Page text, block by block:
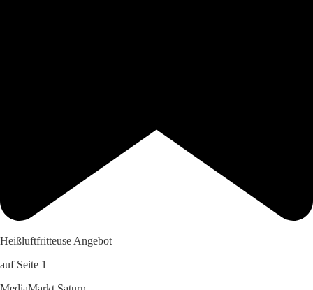
Heißluftfritteuse Angebot
auf Seite 1